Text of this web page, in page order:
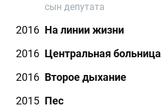
сын депутата
2016 На линии жизни
2016 Центральная больница
2016 Второе дыхание
2015 Пес